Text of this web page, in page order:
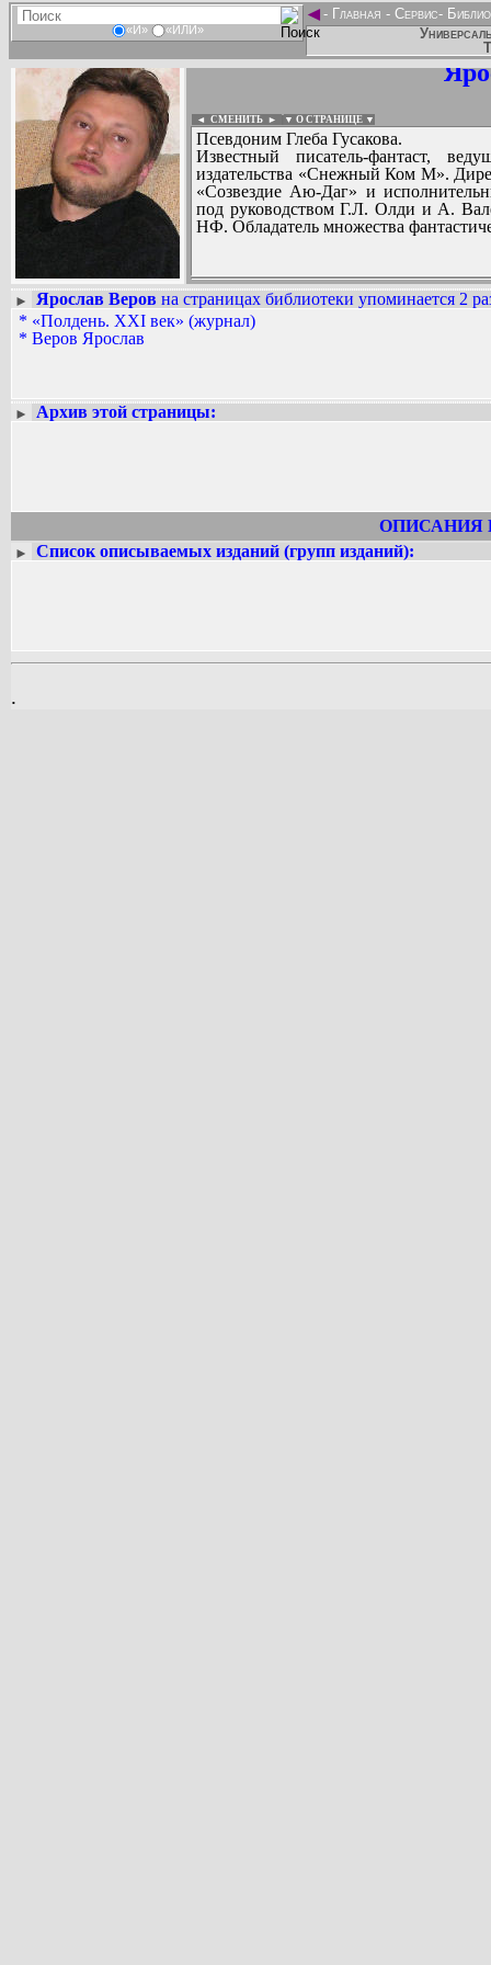
«И» «ИЛИ»
◄- Главная - Сервис-
◄ СМЕНИТЬ ► ▼ О СТРАНИЦЕ ▼
Псевдоним Глеба Гусакова.
Известный писатель-фантаст,
издательства «Снежный Ком М».
«Созвездие Аю-Даг» и
под руководством Г.Л. Олди и А.
НФ. Обладатель множества
Вадим Ершов...
► Ярослав Веров на страницах библиотеки упоминается 2
* «Полдень. XXI век» (журнал)
* Веров Ярослав
► Архив этой страницы:
ОПИСАНИЯ
► Список описываемых изданий (групп изданий):
.